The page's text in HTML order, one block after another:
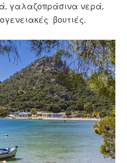
γαλαζοπράσινα νερά,
βουτιές.